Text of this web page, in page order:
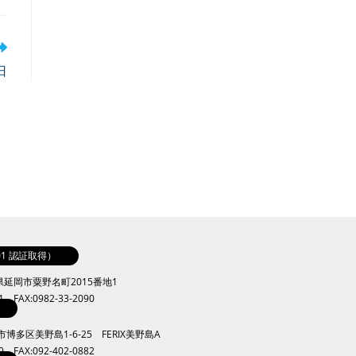
認証取得）
岡市粟野名町2015番地1
FAX:0982-33-2090
博多区美野島1-6-25 FERIX美野島A
FAX:092-402-0882